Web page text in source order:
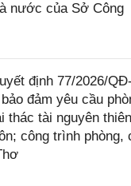
nước của Sở Công
định 77/2026/QĐ-
đảm yêu cầu
thác tài nguyên
công trình phòng,